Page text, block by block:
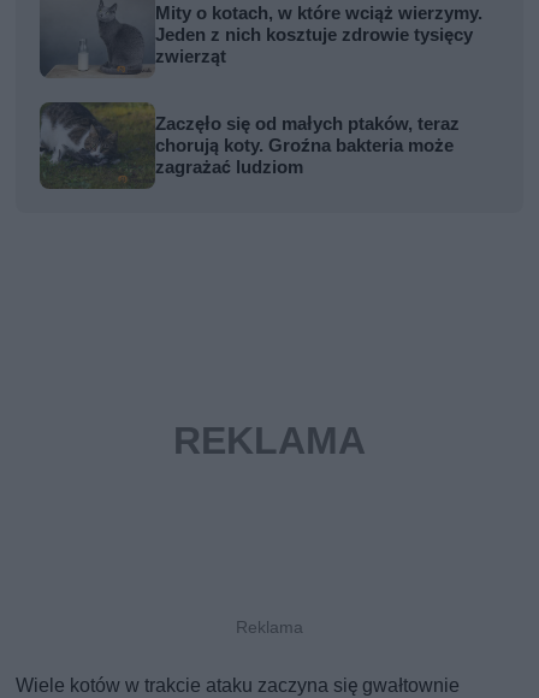
Mity o kotach, w które wciąż wierzymy.
Jeden z nich kosztuje zdrowie tysięcy
zwierząt
Zaczęło się od małych ptaków, teraz
chorują koty. Groźna bakteria może
zagrażać ludziom
Wiele kotów w trakcie ataku zaczyna się gwałtownie